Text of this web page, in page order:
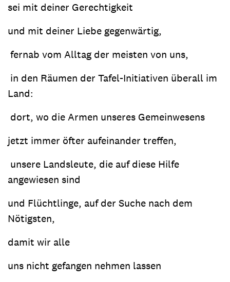
sei mit deiner Gerechtigkeit
und mit deiner Liebe gegenwärtig,
fernab vom Alltag der meisten von uns,
in den Räumen der Tafel-Initiativen überall im
Land:
dort, wo die Armen unseres Gemeinwesens
jetzt immer öfter aufeinander treffen,
unsere Landsleute, die auf diese Hilfe
angewiesen sind
und Flüchtlinge, auf der Suche nach dem
Nötigsten,
damit wir alle
uns nicht gefangen nehmen lassen